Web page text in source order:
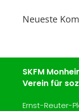
Neueste
SKFM
Verein für
Ernst-Reuter-